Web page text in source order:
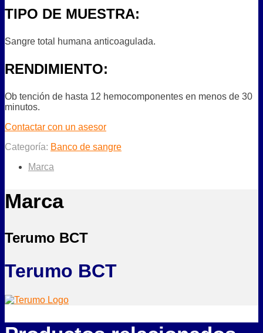
TIPO DE MUESTRA:
Sangre total humana anticoagulada.
RENDIMIENTO:
Ob tención de hasta 12 hemocomponentes en menos de 30
minutos.
Contactar con un asesor
Categoría: Banco de sangre
Marca
Marca
Terumo BCT
Terumo BCT